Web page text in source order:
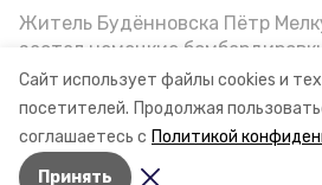
Сайт использует файлы cookies и
посетителей. Продолжая
соглашаетесь с Политикой
Принять
Житель Будённовска Пётр
застал немецкие
под открытым небом, когда
дом. Чем запомнились эти дни,
и чем Пётр помог ракетным
материале спецпроекта
Великой Отечественной».
Как школьники и их
переживали
читайтев материале ИА